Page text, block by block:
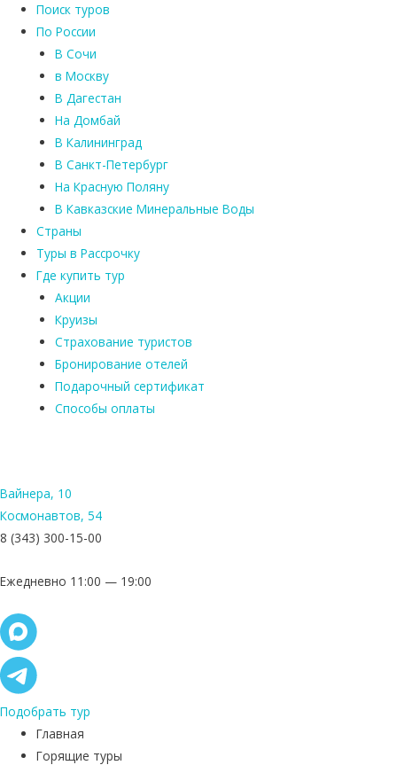
Поиск туров
По России
В Сочи
в Москву
В Дагестан
На Домбай
В Калининград
В Санкт-Петербург
На Красную Поляну
В Кавказские Минеральные Воды
Страны
Туры в Рассрочку
Где купить тур
Акции
Круизы
Страхование туристов
Бронирование отелей
Подарочный сертификат
Способы оплаты
Вайнера, 10
Космонавтов, 54
8 (343) 300-15-00
Ежедневно 11:00 — 19:00
Подобрать тур
Главная
Горящие туры